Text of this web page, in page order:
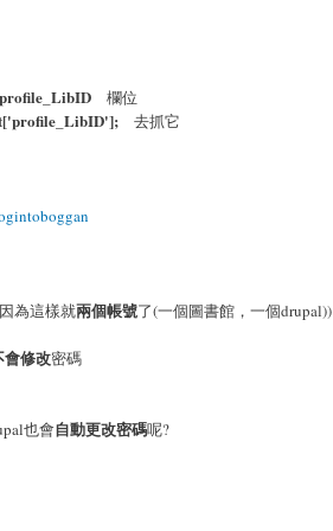
profile_LibID 欄位
去抓它
為這樣就兩個帳號了(一個圖書館，一個drupal))
會修改密碼
也會自動更改密碼呢?